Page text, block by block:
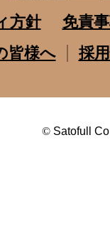
方針
免責
皆様へ
採
© Satofull